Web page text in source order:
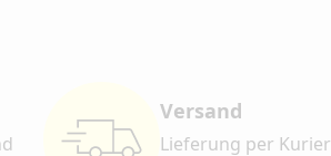
Versand
Lieferung per Kurier